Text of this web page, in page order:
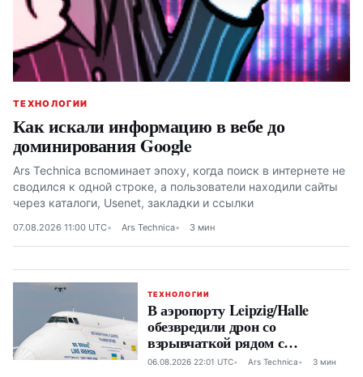
ТЕХНОЛОГИИ
Как искали информацию в вебе до
доминирования Google
Ars Technica вспоминает эпоху, когда поиск в интернете не
сводился к одной строке, а пользователи находили сайты
через каталоги, Usenet, закладки и ссылки
07.08.2026 11:00 UTC Ars Technica 3 мин
ТЕХНОЛОГИИ
В аэропорту Leipzig/Halle
обезвредили дрон со
взрывчаткой рядом с
самолетами Antonov Airlines
06.08.2026 22:01 UTC Ars Technica 3 мин